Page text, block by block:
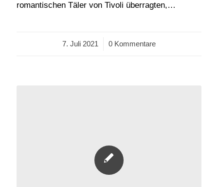
romantischen Täler von Tivoli überragten,…
7. Juli 2021
/ 0 Kommentare